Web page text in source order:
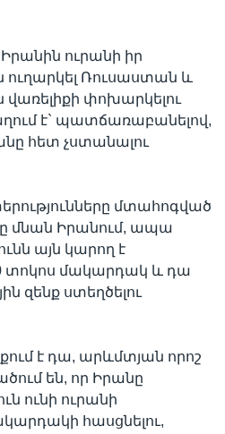
ուրանի իր
ուղարկել Ռուսաստան և
վառելիքի փոխարկելու
է` պատճառաբանելով,
հետ չստանալու
մտահոգված
մնան Իրանում, ապա
այն կարող է
տոկոս մակարդակ և դա
զենք ստեղծելու
է դա, արևմտյան որոշ
են, որ Իրանը
ունի ուրանի
հասցնելու,